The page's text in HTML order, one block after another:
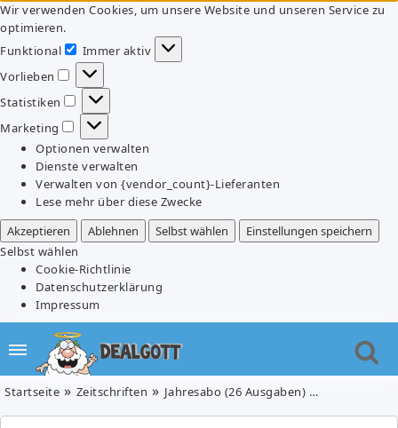
Wir verwenden Cookies, um unsere Website und unseren Service zu
optimieren.
Funktional
Funktional
Immer aktiv
Vorlieben
Vorlieben
Statistiken
Statistiken
Marketing
Marketing
Optionen verwalten
Dienste verwalten
Verwalten von {vendor_count}-Lieferanten
Lese mehr über diese Zwecke
Akzeptieren
Ablehnen Selbst wählen
Einstellungen speichern
Selbst wählen
Cookie-Richtlinie
Datenschutzerklärung
Impressum
Startseite Zeitschriften Jahresabo (26 Ausgaben) der “Auto Motor und Sport” für 112,30€ + 105€ Verrechnungsscheck als Prämie